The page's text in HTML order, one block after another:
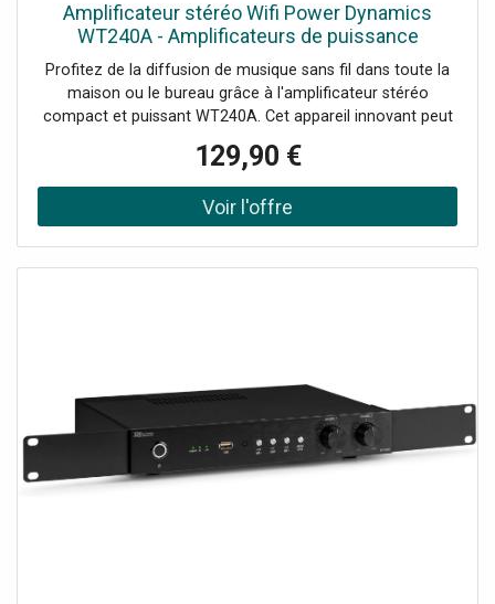
Amplificateur stéréo Wifi Power Dynamics
WT240A - Amplificateurs de puissance
bicanaux
Profitez de la diffusion de musique sans fil dans toute la
maison ou le bureau grâce à l'amplificateur stéréo
compact et puissant WT240A. Cet appareil innovant peut
système audio HiFi multi-pièces sans fil grâce à
l'amplificateur numérique de classe D intégré à la pointe
de la technologie. (puissance de 2x 40 Watt) Il est équipé
de la fonction WIFI pour connecter vos enceintes à votre
exceptionnelle dans plusieurs pièces. L'avenir de la
technologie audio domestique intelligente !Système audio
multiroom compact, Amplificateur stéréo Wi-Fi Plug and
Play, Peut être utilisé avec l'application Legacy player
(Android et iOS), Récepteur BT pour le streaming audio,
129,90 €